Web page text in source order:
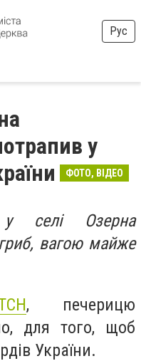
Рус
у
ФОТО, ВІДЕО
у селі Озерна
вагою майже
, печерицю
для того, щоб
України.